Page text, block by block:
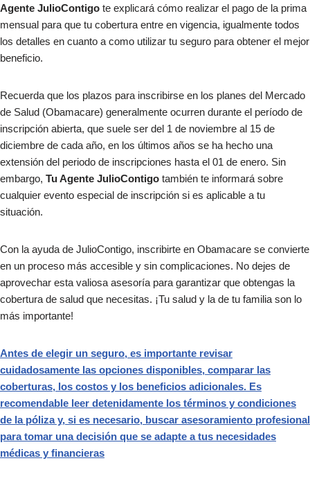
Agente JulioContigo te explicará cómo realizar el pago de la prima
mensual para que tu cobertura entre en vigencia, igualmente todos
los detalles en cuanto a como utilizar tu seguro para obtener el mejor
beneficio.
Recuerda que los plazos para inscribirse en los planes del Mercado
de Salud (Obamacare) generalmente ocurren durante el período de
inscripción abierta, que suele ser del 1 de noviembre al 15 de
diciembre de cada año, en los últimos años se ha hecho una
extensión del periodo de inscripciones hasta el 01 de enero. Sin
embargo, Tu Agente JulioContigo también te informará sobre
cualquier evento especial de inscripción si es aplicable a tu
situación.
Con la ayuda de JulioContigo, inscribirte en Obamacare se convierte
en un proceso más accesible y sin complicaciones. No dejes de
aprovechar esta valiosa asesoría para garantizar que obtengas la
cobertura de salud que necesitas. ¡Tu salud y la de tu familia son lo
más importante!
Antes de elegir un seguro, es importante revisar
cuidadosamente las opciones disponibles, comparar las
coberturas, los costos y los beneficios adicionales. Es
recomendable leer detenidamente los términos y condiciones
de la póliza y, si es necesario, buscar asesoramiento profesional
para tomar una decisión que se adapte a tus necesidades
médicas y financieras